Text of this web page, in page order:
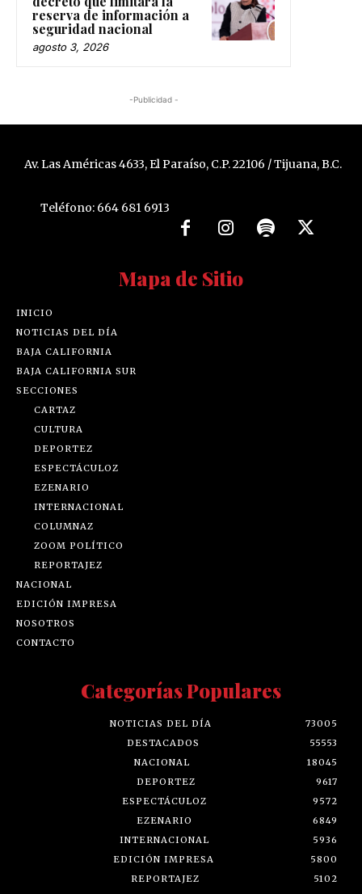
reserva de información a
seguridad nacional
agosto 3, 2026
-Publicidad -
Av. Las Américas 4633, El Paraíso, C.P. 22106 / Tijuana, B.C.
Teléfono: 664 681 6913
Mapa de Sitio
INICIO
NOTICIAS DEL DÍA
BAJA CALIFORNIA
BAJA CALIFORNIA SUR
SECCIONES
CARTAZ
CULTURA
DEPORTEZ
ESPECTÁCULOZ
EZENARIO
INTERNACIONAL
COLUMNAZ
ZOOM POLÍTICO
REPORTAJEZ
NACIONAL
EDICIÓN IMPRESA
NOSOTROS
CONTACTO
Categorías Populares
NOTICIAS DEL DÍA
73005
DESTACADOS
55553
NACIONAL
18045
DEPORTEZ
9617
ESPECTÁCULOZ
9572
EZENARIO
6849
INTERNACIONAL
5936
EDICIÓN IMPRESA
5800
REPORTAJEZ
5102